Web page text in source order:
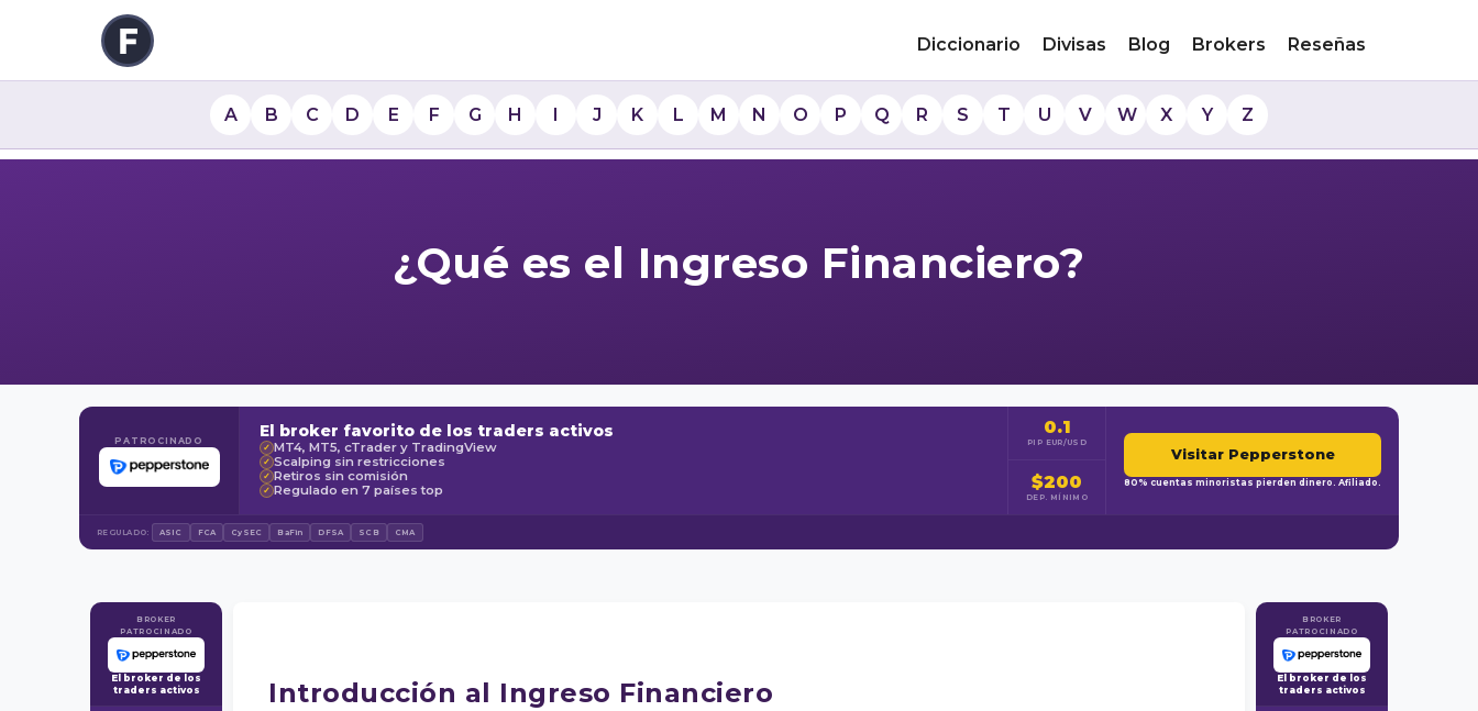
Diccionario Divisas Blog Brokers Reseñas
A B C D E F G H I J K L M N O P Q R S T U V W X Y Z
¿Qué es el Ingreso Financiero?
PATROCINADO El broker favorito de los traders activos
✓ MT4, MT5, cTrader y TradingView
✓ Scalping sin restricciones
✓ Retiros sin comisión
✓ Regulado en 7 países top
0.1
PIP EUR/USD
$200
DEP. MÍNIMO
Visitar Pepperstone
80% cuentas minoristas pierden dinero. Afiliado.
REGULADO: ASIC FCA CySEC BaFin DFSA SCB CMA
BROKER
PATROCINADO
El broker de los
traders activos
Introducción al Ingreso Financiero
BROKER
PATROCINADO
El broker de los
traders activos